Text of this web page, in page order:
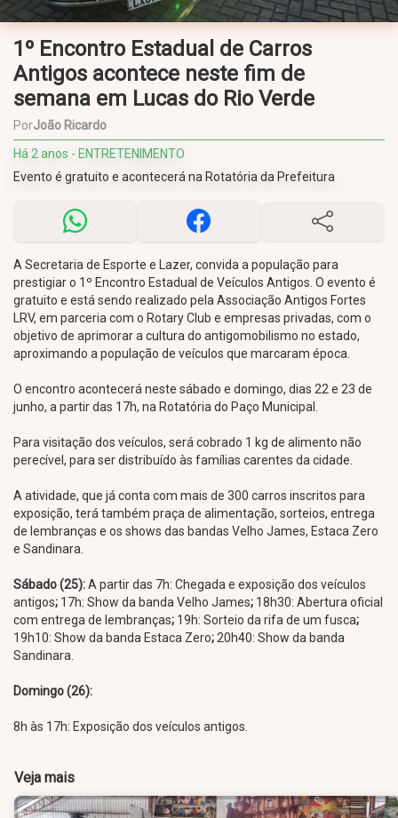
1º Encontro Estadual de Carros
Antigos acontece neste fim de
semana em Lucas do Rio Verde
PorJoão Ricardo
Há 2 anos - ENTRETENIMENTO
Evento é gratuito e acontecerá na Rotatória da Prefeitura
A Secretaria de Esporte e Lazer, convida a população para
prestigiar o 1º Encontro Estadual de Veículos Antigos. O evento é
gratuito e está sendo realizado pela Associação Antigos Fortes
LRV, em parceria com o Rotary Club e empresas privadas, com o
objetivo de aprimorar a cultura do antigomobilismo no estado,
aproximando a população de veículos que marcaram época.
O encontro acontecerá neste sábado e domingo, dias 22 e 23 de
junho, a partir das 17h, na Rotatória do Paço Municipal.
Para visitação dos veículos, será cobrado 1 kg de alimento não
perecível, para ser distribuído às famílias carentes da cidade.
A atividade, que já conta com mais de 300 carros inscritos para
exposição, terá também praça de alimentação, sorteios, entrega
de lembranças e os shows das bandas Velho James, Estaca Zero
e Sandinara.
Sábado (25):A partir das 7h: Chegada e exposição dos veículos
antigos; 17h: Show da banda Velho James; 18h30: Abertura oficial
com entrega de lembranças; 19h: Sorteio da rifa de um fusca;
19h10: Show da banda Estaca Zero; 20h40: Show da banda
Sandinara.
Domingo (26):
8h às 17h: Exposição dos veículos antigos.
Veja mais